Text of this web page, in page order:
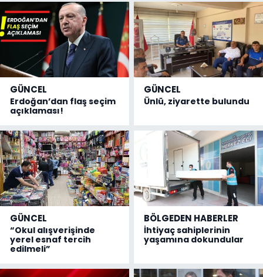
GÜNCEL
Erdoğan’dan flaş seçim
açıklaması!
GÜNCEL
Ünlü, ziyarette bulundu
GÜNCEL
“Okul alışverişinde
yerel esnaf tercih
edilmeli”
BÖLGEDEN HABERLER
İhtiyaç sahiplerinin
yaşamına dokundular